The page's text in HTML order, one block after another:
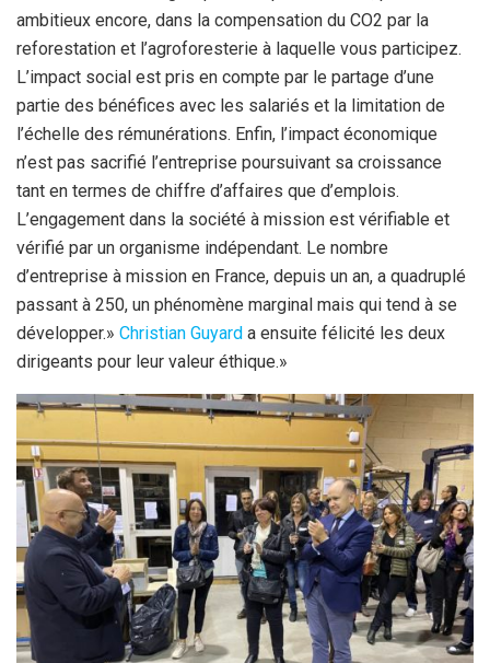
ambitieux encore, dans la compensation du CO2 par la
reforestation et l’agroforesterie à laquelle vous participez.
L’impact social est pris en compte par le partage d’une
partie des bénéfices avec les salariés et la limitation de
l’échelle des rémunérations. Enfin, l’impact économique
n’est pas sacrifié l’entreprise poursuivant sa croissance
tant en termes de chiffre d’affaires que d’emplois.
L’engagement dans la société à mission est vérifiable et
vérifié par un organisme indépendant. Le nombre
d’entreprise à mission en France, depuis un an, a quadruplé
passant à 250, un phénomène marginal mais qui tend à se
développer.» Christian Guyard a ensuite félicité les deux
dirigeants pour leur valeur éthique.»